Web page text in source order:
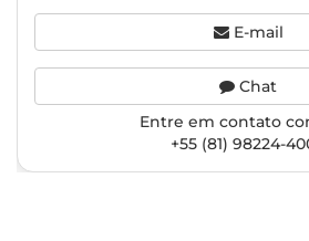
E-mail
Chat
Entre em contato
+55 (81) 98224-